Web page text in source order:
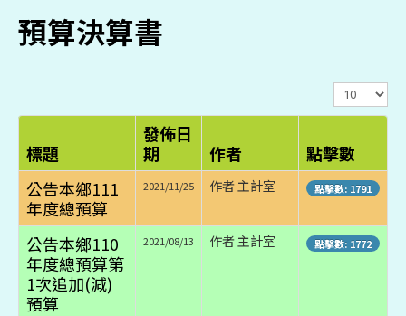
預算決算書
顯
示
數
標題
發佈日
期
作者
點擊數
公告本鄉111
年度總預算
2021/11/25 作者 主計室 點擊數: 1791
公告本鄉110
年度總預算第
1次追加(減)
預算
2021/08/13 作者 主計室 點擊數: 1772